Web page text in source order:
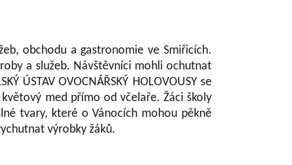
obchodu a gastronomie ve Smiřicích.
a služeb. Návštěvníci mohli ochutnat
ÚSTAV OVOCNÁŘSKÝ HOLOVOUSY se
med přímo od včelaře. Žáci školy
tvary, které o Vánocích mohou pěkně
výrobky žáků.